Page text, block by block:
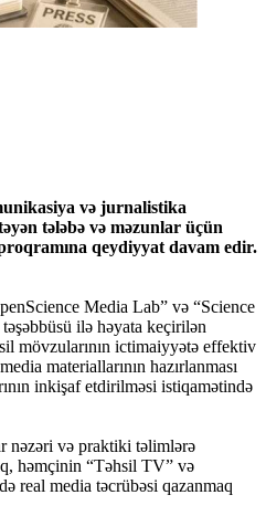
və jurnalistika
tələbə və məzunlar üçün
qeydiyyat davam edir.
Media Lab” və “Science
ilə həyata keçirilən
mövzularının ictimaiyyətə effektiv
materiallarının hazırlanması
inkişaf etdirilməsi istiqamətində
nəzəri və praktiki təlimlərə
həmçinin “Təhsil TV” və
real media təcrübəsi qazanmaq